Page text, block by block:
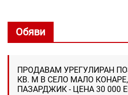
Обяви
ПРОДАВАМ УРЕГУЛИРАН
КВ. М В СЕЛО МАЛО
ПАЗАРДЖИК - ЦЕНА 30 000